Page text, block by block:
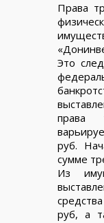
Права
Это
права
руб.
сумме
Из
руб, а